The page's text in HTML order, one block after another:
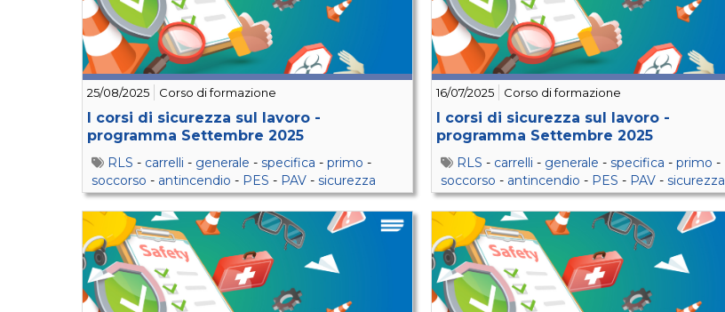
25/08/2025 Corso di formazione
I corsi di sicurezza sul lavoro -
programma Settembre 2025
RLS - carrelli - generale - specifica - primo -
soccorso - antincendio - PES - PAV - sicurezza
16/07/2025 Corso di formazione
I corsi di sicurezza sul lavoro -
programma Settembre 2025
RLS - carrelli - generale -specifica -primo -
soccorso - antincendio - PES - PAV -sicurezza